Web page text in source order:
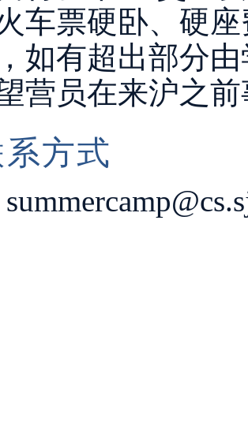
车票硬卧、硬
如有超出部分
营员在来沪之
方式